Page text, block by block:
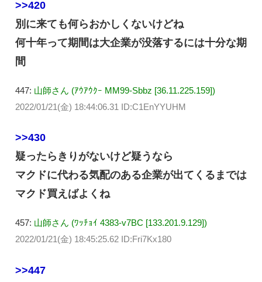
>>420
別に来ても何らおかしくないけどね
何十年って期間は大企業が没落するには十分な期
間
447: 山師さん (ｱｳｱｳｸｰ MM99-Sbbz [36.11.225.159])
2022/01/21(金) 18:44:06.31 ID:C1EnYYUHM
>>430
疑ったらきりがないけど疑うなら
マクドに代わる気配のある企業が出てくるまでは
マクド買えばよくね
457: 山師さん (ﾜｯﾁｮｲ 4383-v7BC [133.201.9.129])
2022/01/21(金) 18:45:25.62 ID:Fri7Kx180
>>447